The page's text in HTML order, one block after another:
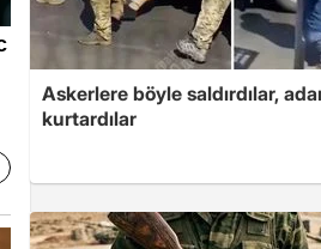
Askerlere böyle saldırdılar,
kurtardılar